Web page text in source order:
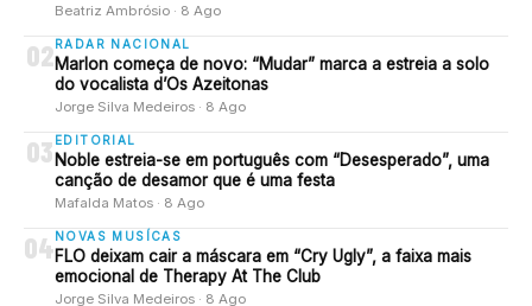
Beatriz Ambrósio · 8 Ago
02 RADAR NACIONAL
Marlon começa de novo: “Mudar” marca a estreia a solo
do vocalista d’Os Azeitonas
Jorge Silva Medeiros · 8 Ago
03 EDITORIAL
Noble estreia-se em português com “Desesperado”, uma
canção de desamor que é uma festa
Mafalda Matos · 8 Ago
04 NOVAS MUSÍCAS
FLO deixam cair a máscara em “Cry Ugly”, a faixa mais
emocional de Therapy At The Club
Jorge Silva Medeiros · 8 Ago